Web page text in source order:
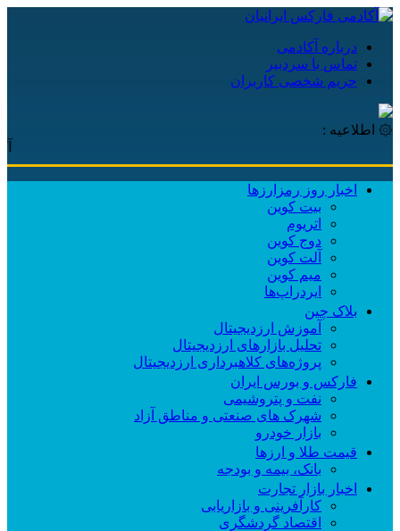
درباره آکادمی
تماس با سردبیر
حریم شخصی کاربران
۞ اطلاعیه :
اخبار روز رمزارزها
بیت کوین
اتریوم
دوج کوین
آلت کوین
میم کوین‌
ایردراپ‌ها
بلاک چین
آموزش ارزدیجیتال
تحلیل بازارهای ارزدیجیتال
پروژه‌های کلاهبرداری ارزدیجیتال
فارکس و بورس ایران
نفت و پتروشیمی
شهرک های صنعتی و مناطق آزاد
بازار خودرو
قیمت طلا و ارزها
بانک، بیمه و بودجه
اخبار بازار تجارت
کارآفرینی و بازاریابی
اقتصاد گردشگری